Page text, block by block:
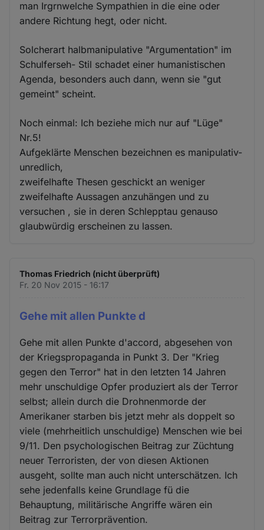
man Irgrnwelche Sympathien in die eine oder
andere Richtung hegt, oder nicht.
Solcherart halbmanipulative "Argumentation" im
Schulferseh- Stil schadet einer humanistischen
Agenda, besonders auch dann, wenn sie "gut
gemeint" scheint.
Noch einmal: Ich beziehe mich nur auf "Lüge"
Nr.5!
Aufgeklärte Menschen bezeichnen es manipulativ-
unredlich,
zweifelhafte Thesen geschickt an weniger
zweifelhafte Aussagen anzuhängen und zu
versuchen , sie in deren Schlepptau genauso
glaubwürdig erscheinen zu lassen.
Thomas Friedrich (nicht überprüft)
Fr. 20 Nov 2015 - 16:17
Gehe mit allen Punkte d
Gehe mit allen Punkte d'accord, abgesehen von
der Kriegspropaganda in Punkt 3. Der "Krieg
gegen den Terror" hat in den letzten 14 Jahren
mehr unschuldige Opfer produziert als der Terror
selbst; allein durch die Drohnenmorde der
Amerikaner starben bis jetzt mehr als doppelt so
viele (mehrheitlich unschuldige) Menschen wie bei
9/11. Den psychologischen Beitrag zur Züchtung
neuer Terroristen, der von diesen Aktionen
ausgeht, sollte man auch nicht unterschätzen. Ich
sehe jedenfalls keine Grundlage fü die
Behauptung, militärische Angriffe wären ein
Beitrag zur Terrorprävention.